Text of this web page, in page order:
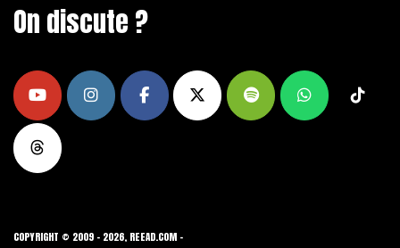
On discute ?
COPYRIGHT © 2009 - 2026, REEAD.COM -